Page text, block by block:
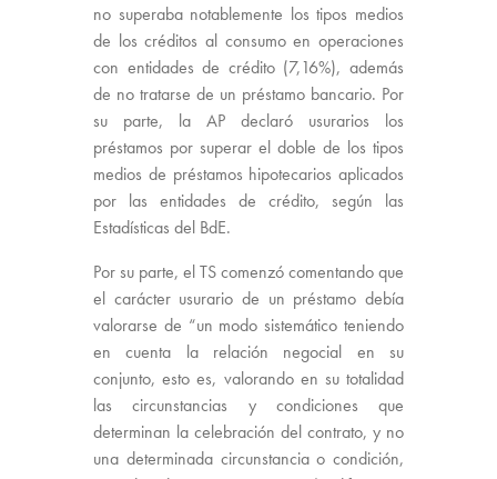
no superaba notablemente los tipos medios
de los créditos al consumo en operaciones
con entidades de crédito (7,16%), además
de no tratarse de un préstamo bancario. Por
su parte, la AP declaró usurarios los
préstamos por superar el doble de los tipos
medios de préstamos hipotecarios aplicados
por las entidades de crédito, según las
Estadísticas del BdE.
Por su parte, el TS comenzó comentando que
el carácter usurario de un préstamo debía
valorarse de “un modo sistemático teniendo
en cuenta la relación negocial en su
conjunto, esto es, valorando en su totalidad
las circunstancias y condiciones que
determinan la celebración del contrato, y no
una determinada circunstancia o condición,